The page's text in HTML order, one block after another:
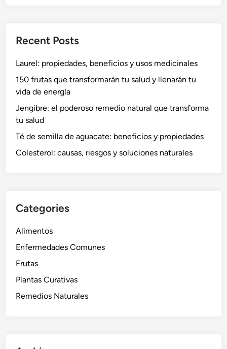
Recent Posts
Laurel: propiedades, beneficios y usos medicinales
150 frutas que transformarán tu salud y llenarán tu
vida de energía
Jengibre: el poderoso remedio natural que transforma
tu salud
Té de semilla de aguacate: beneficios y propiedades
Colesterol: causas, riesgos y soluciones naturales
Categories
Alimentos
Enfermedades Comunes
Frutas
Plantas Curativas
Remedios Naturales